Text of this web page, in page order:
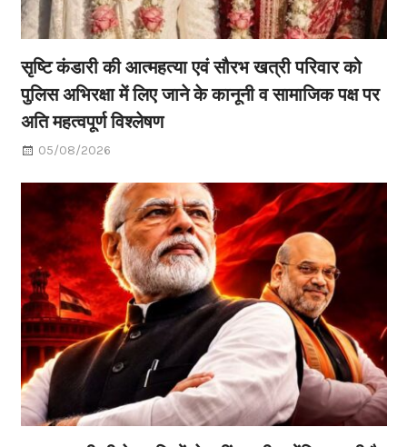
सृष्टि कंडारी की आत्महत्या एवं सौरभ खत्री परिवार को
पुलिस अभिरक्षा में लिए जाने के कानूनी व सामाजिक पक्ष पर
अति महत्वपूर्ण विश्लेषण
05/08/2026